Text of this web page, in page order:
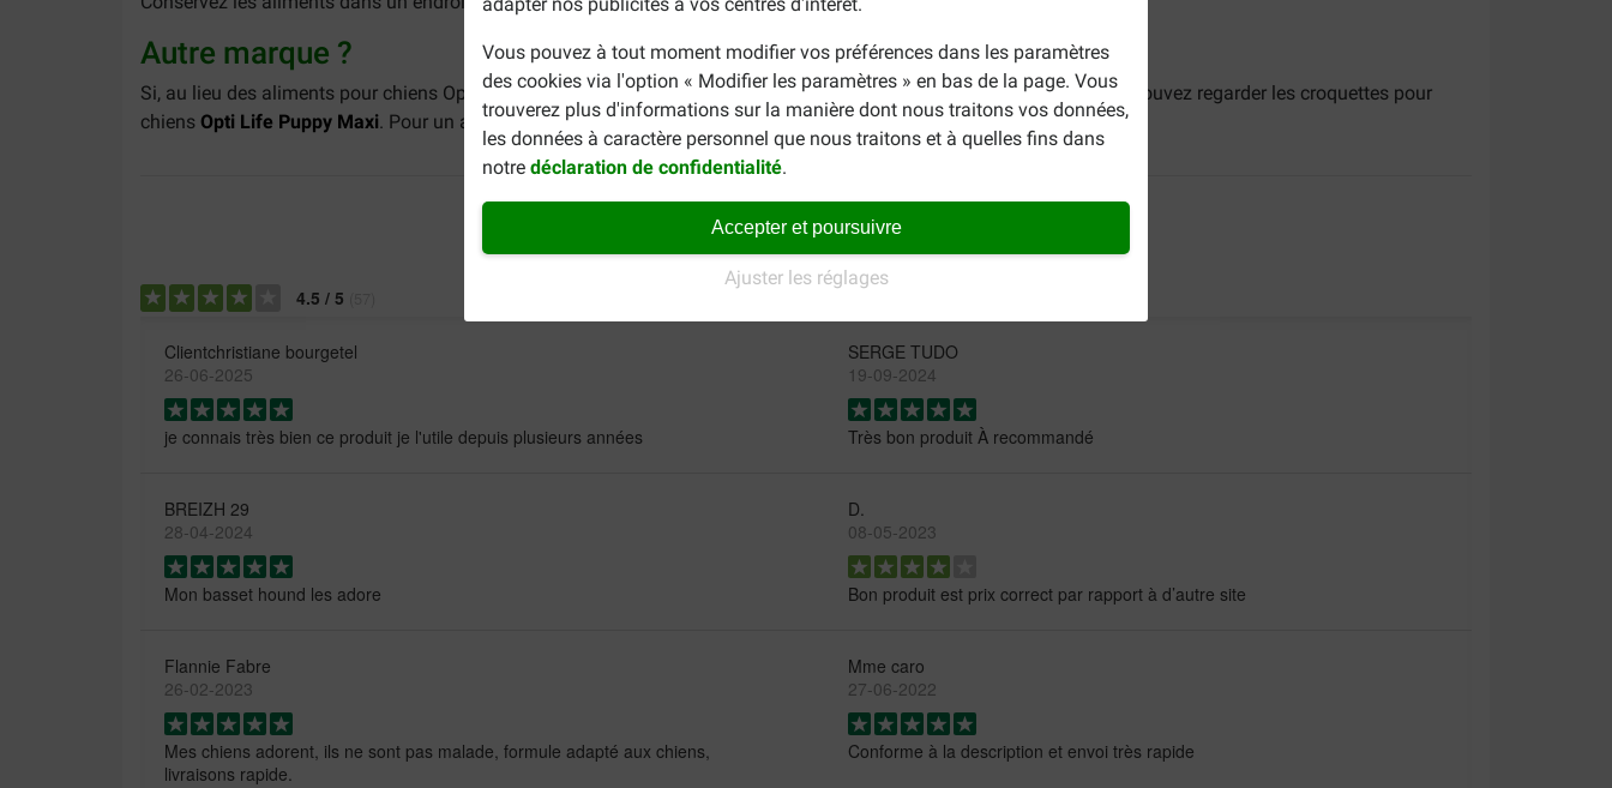
adapter nos publicités à vos centres d'intérêt.
Vous pouvez à tout moment modifier vos préférences dans les paramètres
des cookies via l'option « Modifier les paramètres » en bas de la page. Vous
trouverez plus d'informations sur la manière dont nous traitons vos données,
les données à caractère personnel que nous traitons et à quelles fins dans
notre déclaration de confidentialité.
Accepter et poursuivre
Ajuster les réglages
Autre marque ?
Si, au lieu des aliments pour chiens Opti Life Adult Maxi, vous cherchez d'autres aliments pour votre chien, alors vous pouvez regarder les croquettes pour
chiens Opti Life Puppy Maxi. Pour un aperçu complet de tous les aliments d' Opti Life , consultez la page de la marque.
4.5 / 5
Clientchristiane bourgetel
26-06-2025
je connais très bien ce produit je l'utile depuis plusieurs années
SERGE TUDO
19-09-2024
Très bon produit À recommandé
BREIZH 29
28-04-2024
Mon basset hound les adore
D.
08-05-2023
Bon produit est prix correct par rapport à d’autre site
Flannie Fabre
26-02-2023
Mes chiens adorent, ils ne sont pas malade, formule adapté aux chiens,
livraisons rapide.
Mme caro
27-06-2022
Conforme à la description et envoi très rapide